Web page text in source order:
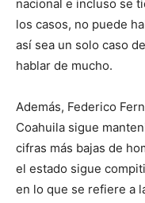
nacional e incluso se
los casos, no puede
así sea un solo caso
hablar de mucho.
Además, Federico
Coahuila sigue
cifras más bajas de
el estado sigue
en lo que se refiere a